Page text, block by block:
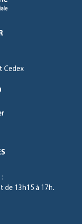
Cedex
de 13h15 à 17h.